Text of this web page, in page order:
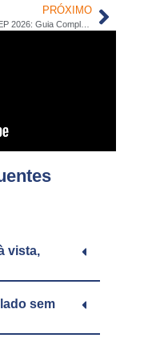
PRÓXIMO
PIS/PASEP 2026: Guia Completo do Calendário e Pagamentos
vista,
sem